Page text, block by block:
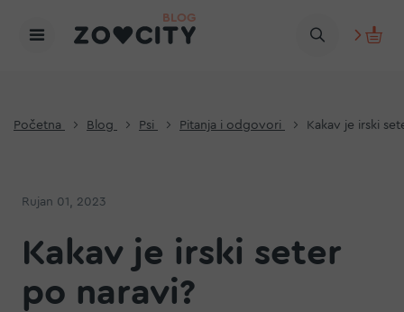
Početna Blog Psi Pitanja i odgovori Kakav je irski
Rujan 01, 2023
Kakav je irski seter
po naravi?